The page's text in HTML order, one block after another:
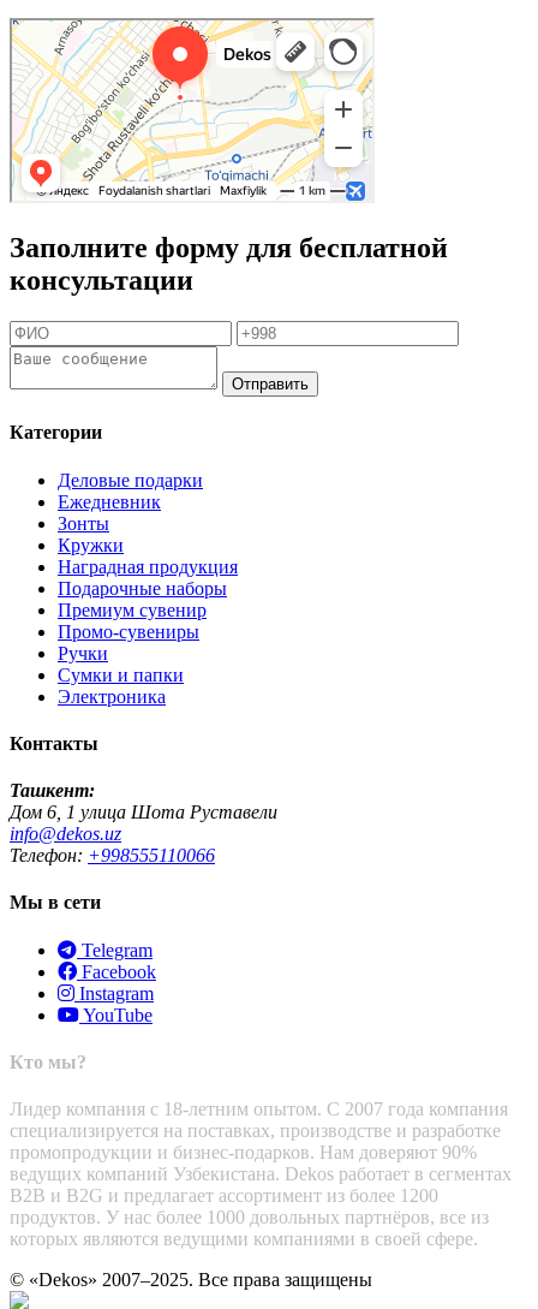
Заполните форму для бесплатной
консультации
Отправить
Категории
Деловые подарки
Ежедневник
Зонты
Кружки
Наградная продукция
Подарочные наборы
Премиум сувенир
Промо-сувениры
Ручки
Сумки и папки
Электроника
Контакты
Ташкент:
Дом 6, 1 улица Шота Руставели
info@dekos.uz
Телефон: +998555110066
Мы в сети
Telegram
Facebook
Instagram
YouTube
Кто мы?
Лидер компания с 18-летним опытом. С 2007 года компания
специализируется на поставках, производстве и разработке
промопродукции и бизнес-подарков. Нам доверяют 90%
ведущих компаний Узбекистана. Dekos работает в сегментах
B2B и B2G и предлагает ассортимент из более 1200
продуктов. У нас более 1000 довольных партнёров, все из
которых являются ведущими компаниями в своей сфере.
© «Dekos» 2007–2025. Все права защищены